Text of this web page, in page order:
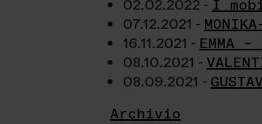
02.02.2022 - I
07.12.2021 -
16.11.2021 -
08.10.2021 -
08.09.2021 -
Archivio